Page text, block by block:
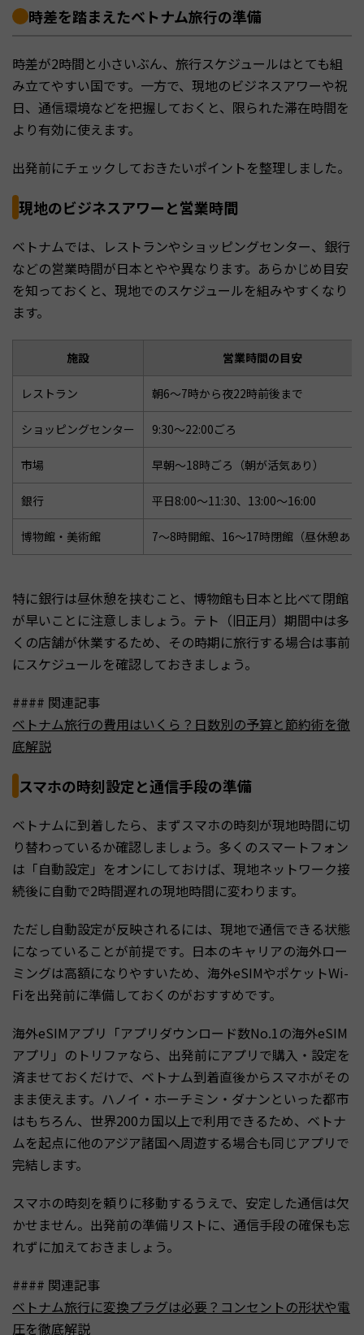
時差を踏まえたベトナム旅行の準備
時差が2時間と小さいぶん、旅行スケジュールはとても組
み立てやすい国です。一方で、現地のビジネスアワーや祝
日、通信環境などを把握しておくと、限られた滞在時間を
より有効に使えます。
出発前にチェックしておきたいポイントを整理しました。
現地のビジネスアワーと営業時間
ベトナムでは、レストランやショッピングセンター、銀行
などの営業時間が日本とやや異なります。あらかじめ目安
を知っておくと、現地でのスケジュールを組みやすくなり
ます。
施設 営業時間の目安
レストラン 朝6〜7時から夜22時前後まで
ショッピングセンター 9:30〜22:00ごろ
市場 早朝〜18時ごろ（朝が活気あり）
銀行 平日8:00〜11:30、13:00〜16:00
博物館・美術館 7〜8時開館、16〜17時閉館（昼休憩あ
特に銀行は昼休憩を挟むこと、博物館も日本と比べて閉館
が早いことに注意しましょう。テト（旧正月）期間中は多
くの店舗が休業するため、その時期に旅行する場合は事前
にスケジュールを確認しておきましょう。
#### 関連記事
ベトナム旅行の費用はいくら？日数別の予算と節約術を徹
底解説
スマホの時刻設定と通信手段の準備
ベトナムに到着したら、まずスマホの時刻が現地時間に切
り替わっているか確認しましょう。多くのスマートフォン
は「自動設定」をオンにしておけば、現地ネットワーク接
続後に自動で2時間遅れの現地時間に変わります。
ただし自動設定が反映されるには、現地で通信できる状態
になっていることが前提です。日本のキャリアの海外ロー
ミングは高額になりやすいため、海外eSIMやポケットWi-
Fiを出発前に準備しておくのがおすすめです。
海外eSIMアプリ「アプリダウンロード数No.1の海外eSIM
アプリ」のトリファなら、出発前にアプリで購入・設定を
済ませておくだけで、ベトナム到着直後からスマホがその
まま使えます。ハノイ・ホーチミン・ダナンといった都市
はもちろん、世界200カ国以上で利用できるため、ベトナ
ムを起点に他のアジア諸国へ周遊する場合も同じアプリで
完結します。
スマホの時刻を頼りに移動するうえで、安定した通信は欠
かせません。出発前の準備リストに、通信手段の確保も忘
れずに加えておきましょう。
#### 関連記事
ベトナム旅行に変換プラグは必要？コンセントの形状や電
圧を徹底解説